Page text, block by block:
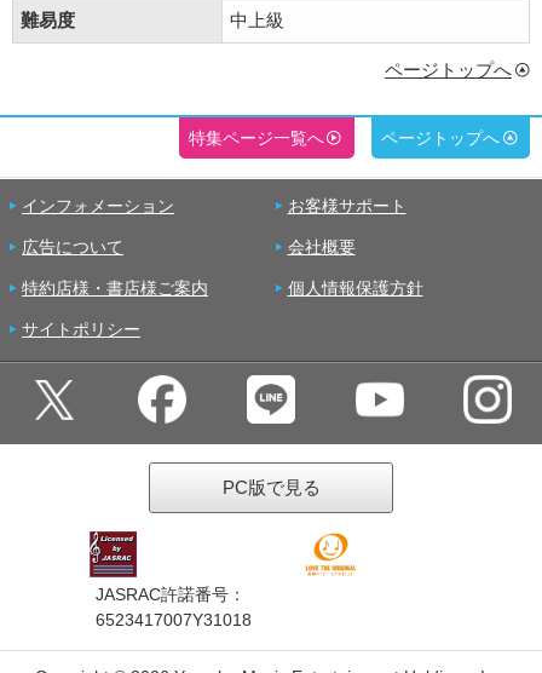
難易度 中上級
ページトップへ
特集ページ一覧へ ページトップへ
インフォメーション お客様サポート
広告について 会社概要
特約店様・書店様ご案内 個人情報保護方針
サイトポリシー
PC版で見る
JASRAC許諾番号：
6523417007Y31018